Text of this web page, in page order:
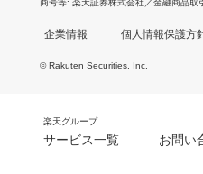
商号等 楽天証券株式会社／金融商品
企業情報 個人情報保護方
© Rakuten Securities, Inc.
楽天グループ
サービス一覧 お問い